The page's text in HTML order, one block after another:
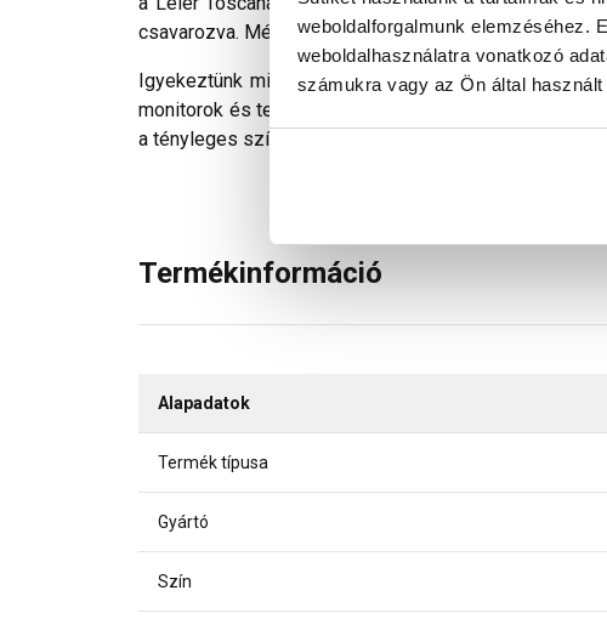
weboldalforgalmunk elemzéséhez.
weboldalhasználatra vonatkozó
számukra vagy az Ön által
csavarozva. Mérete: 330x420 mm.
Igyekeztünk minden technikailag lehetséges
monitorok és telefonok kijelzőin megjelenő színek a
a tényleges színektől.
Termékinformáció
Alapadatok
Termék típusa
Gyártó
Szín